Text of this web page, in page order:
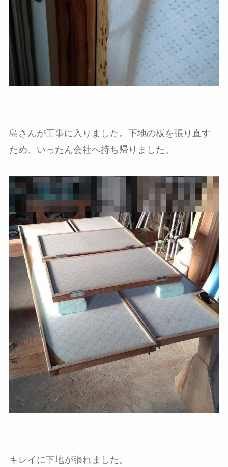
島さんが工事に入りました。下地の板を張り直す
ため、いったん会社へ持ち帰りました。
キレイに下地が張れました。